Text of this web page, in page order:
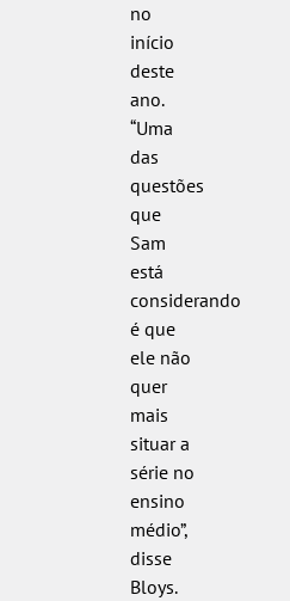
no
início
deste
ano.
“Uma
das
questões
que
Sam
está
considerando
é que
ele não
quer
mais
situar a
série no
ensino
médio”,
disse
Bloys.